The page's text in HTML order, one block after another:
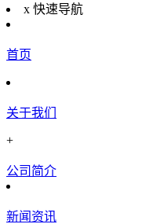
x 快速导航
首页
关于我们
+
公司简介
新闻资讯